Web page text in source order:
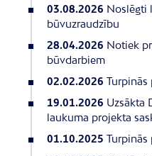
03.08.2026 Noslēgti
būvuzraudzību
28.04.2026 Notiek
būvdarbiem
02.02.2026 Turpinās
19.01.2026 Uzsākta
laukuma projekta
01.10.2025 Turpinās